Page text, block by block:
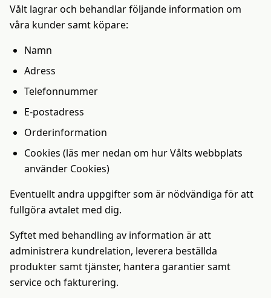
Vålt lagrar och behandlar följande information om
våra kunder samt köpare:
Namn
Adress
Telefonnummer
E-postadress
Orderinformation
Cookies (läs mer nedan om hur Vålts webbplats
använder Cookies)
Eventuellt andra uppgifter som är nödvändiga för att
fullgöra avtalet med dig.
Syftet med behandling av information är att
administrera kundrelation, leverera beställda
produkter samt tjänster, hantera garantier samt
service och fakturering.